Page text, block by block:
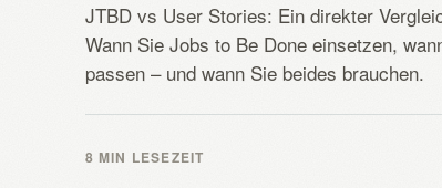
JTBD vs User Stories: Ein direkter
Wann Sie Jobs to Be Done einsetzen,
passen – und wann Sie beides brauchen.
8 MIN LESEZEIT